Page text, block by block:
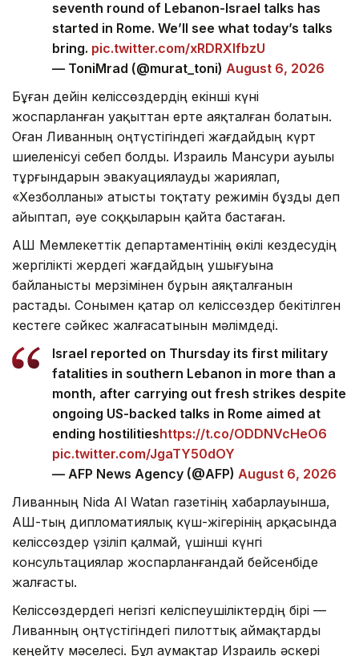
seventh round of Lebanon-Israel talks has
started in Rome. We’ll see what today’s talks
bring. pic.twitter.com/xRDRXlfbzU
— ToniMrad (@murat_toni) August 6, 2026
Бұған дейін келіссөздердің екінші күні
жоспарланған уақыттан ерте аяқталған болатын.
Оған Ливанның оңтүстігіндегі жағдайдың күрт
шиеленісуі себеп болды. Израиль Мансури ауылы
тұрғындарын эвакуациялауды жариялап,
«Хезболланы» атысты тоқтату режимін бұзды деп
айыптап, әуе соққыларын қайта бастаған.
АҚШ Мемлекеттік департаментінің өкілі кездесудің
жергілікті жердегі жағдайдың ушығуына
байланысты мерзімінен бұрын аяқталғанын
растады. Сонымен қатар ол келіссөздер бекітілген
кестеге сәйкес жалғасатынын мәлімдеді.
Israel reported on Thursday its first military
fatalities in southern Lebanon in more than a
month, after carrying out fresh strikes despite
ongoing US-backed talks in Rome aimed at
ending hostilitieshttps://t.co/ODDNVcHeO6
pic.twitter.com/JgaTY50dOY
— AFP News Agency (@AFP) August 6, 2026
Ливанның Nida Al Watan газетінің хабарлауынша,
АҚШ-тың дипломатиялық күш-жігерінің арқасында
келіссөздер үзіліп қалмай, үшінші күнгі
консультациялар жоспарланғандай бейсенбіде
жалғасты.
Келіссөздердегі негізгі келіспеушіліктердің бірі —
Ливанның оңтүстігіндегі пилоттық аймақтарды
кеңейту мәселесі. Бұл аумақтар Израиль әскері